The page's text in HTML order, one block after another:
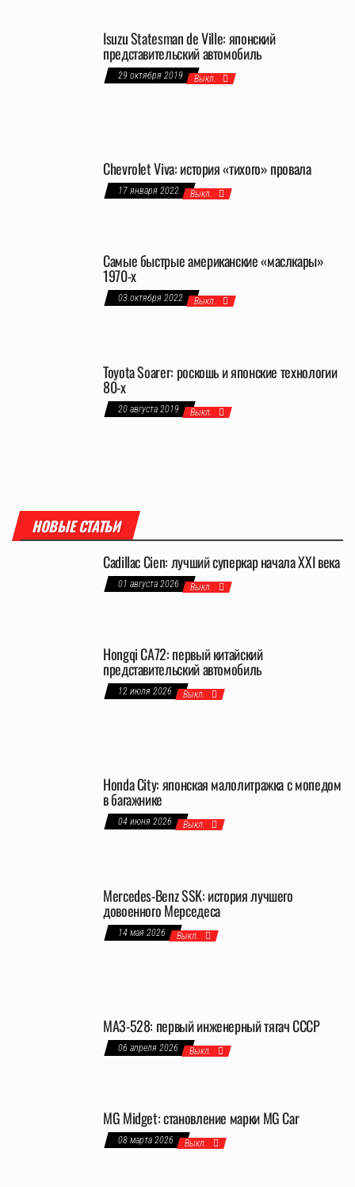
Isuzu Statesman de Ville: японский
представительский автомобиль
29 октября 2019 Выкл.
Chevrolet Viva: история «тихого» провала
17 января 2022 Выкл.
Самые быстрые американские «маслкары»
1970-х
03 октября 2022 Выкл.
Toyota Soarer: роскошь и японские технологии
80-х
20 августа 2019 Выкл.
НОВЫЕ СТАТЬИ
Cadillac Cien: лучший суперкар начала XXI века
01 августа 2026 Выкл.
Hongqi CA72: первый китайский
представительский автомобиль
12 июля 2026 Выкл.
Honda City: японская малолитражка с мопедом
в багажнике
04 июня 2026 Выкл.
Mercedes-Benz SSK: история лучшего
довоенного Мерседеса
14 мая 2026 Выкл.
МАЗ-528: первый инженерный тягач СССР
06 апреля 2026 Выкл.
MG Midget: становление марки MG Car
08 марта 2026 Выкл.